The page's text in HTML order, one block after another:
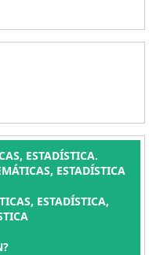
ESTADÍSTICA.
ESTADÍSTICA
ESTADÍSTICA,